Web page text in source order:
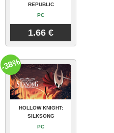
REPUBLIC
PC
1.66 €
HOLLOW KNIGHT:
SILKSONG
PC
-38%